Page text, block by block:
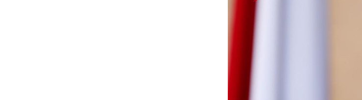
و «هدف قرار دادن تجمع نیروهای متخاصم سعودی»